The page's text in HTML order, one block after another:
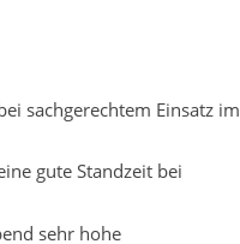
sachgerechtem Einsatz im
gute Standzeit bei
sehr hohe